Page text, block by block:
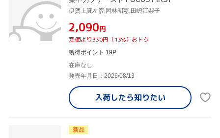
伊賀上真左彦,岡林昭憲,田嶋江梨子
¥2,090円
定価より330円（13%）おトク
獲得ポイント 19P
在庫なし
発売年月日：2026/08/13
入荷したら知りたい
新品